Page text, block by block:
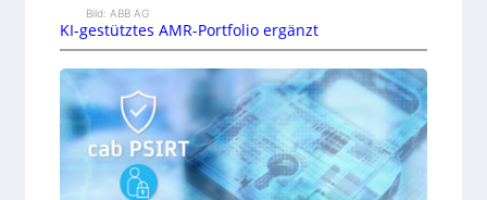
Bild: ABB AG
KI-gestütztes AMR-Portfolio ergänzt